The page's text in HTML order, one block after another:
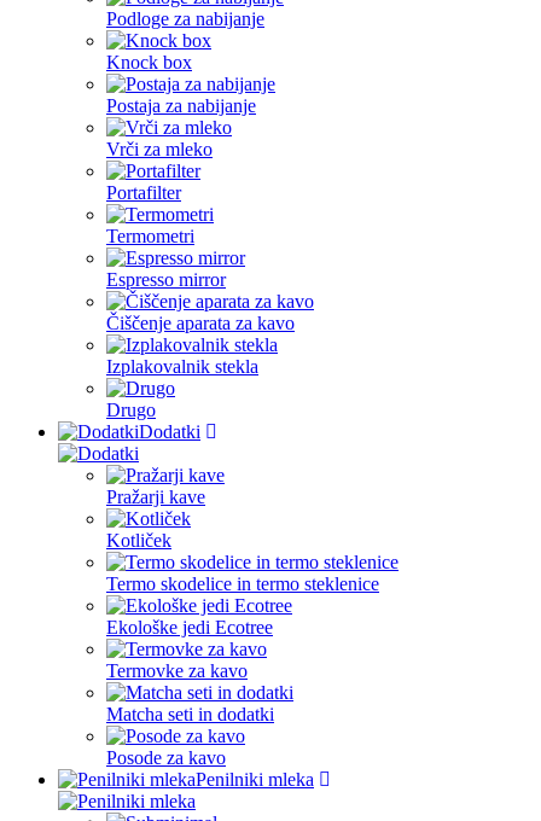
Podloge za nabijanje
Knock box
Postaja za nabijanje
Vrči za mleko
Portafilter
Termometri
Espresso mirror
Čiščenje aparata za kavo
Izplakovalnik stekla
Drugo
Dodatki
Pražarji kave
Kotliček
Termo skodelice in termo steklenice
Ekološke jedi Ecotree
Termovke za kavo
Matcha seti in dodatki
Posode za kavo
Penilniki mleka